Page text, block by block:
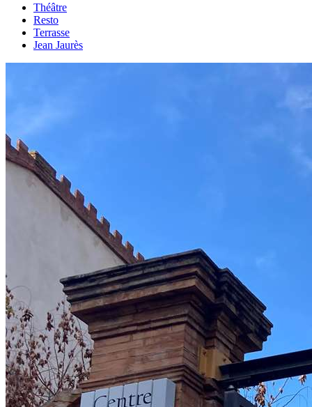
Théâtre
Resto
Terrasse
Jean Jaurès